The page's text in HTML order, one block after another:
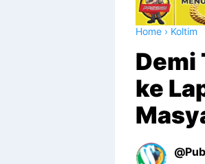
Home › Koltim
Demi
ke